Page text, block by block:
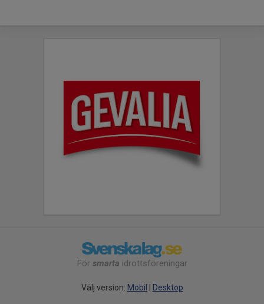
För smarta idrottsföreningar
Välj version: Mobil Desktop